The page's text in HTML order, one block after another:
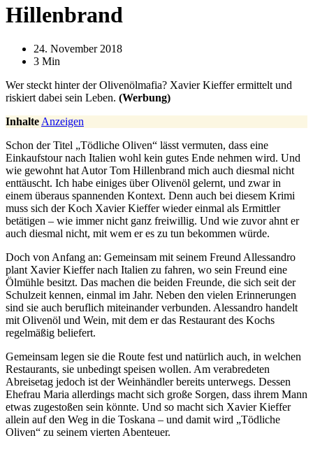
Hillenbrand
24. November 2018
3 Min
Wer steckt hinter der Olivenölmafia? Xavier Kieffer ermittelt und
riskiert dabei sein Leben. (Werbung)
Inhalte Anzeigen
Schon der Titel „Tödliche Oliven“ lässt vermuten, dass eine
Einkaufstour nach Italien wohl kein gutes Ende nehmen wird. Und
wie gewohnt hat Autor Tom Hillenbrand mich auch diesmal nicht
enttäuscht. Ich habe einiges über Olivenöl gelernt, und zwar in
einem überaus spannenden Kontext. Denn auch bei diesem Krimi
muss sich der Koch Xavier Kieffer wieder einmal als Ermittler
betätigen – wie immer nicht ganz freiwillig. Und wie zuvor ahnt er
auch diesmal nicht, mit wem er es zu tun bekommen würde.
Doch von Anfang an: Gemeinsam mit seinem Freund Allessandro
plant Xavier Kieffer nach Italien zu fahren, wo sein Freund eine
Ölmühle besitzt. Das machen die beiden Freunde, die sich seit der
Schulzeit kennen, einmal im Jahr. Neben den vielen Erinnerungen
sind sie auch beruflich miteinander verbunden. Alessandro handelt
mit Olivenöl und Wein, mit dem er das Restaurant des Kochs
regelmäßig beliefert.
Gemeinsam legen sie die Route fest und natürlich auch, in welchen
Restaurants, sie unbedingt speisen wollen. Am verabredeten
Abreisetag jedoch ist der Weinhändler bereits unterwegs. Dessen
Ehefrau Maria allerdings macht sich große Sorgen, dass ihrem Mann
etwas zugestoßen sein könnte. Und so macht sich Xavier Kieffer
allein auf den Weg in die Toskana – und damit wird „Tödliche
Oliven“ zu seinem vierten Abenteuer.